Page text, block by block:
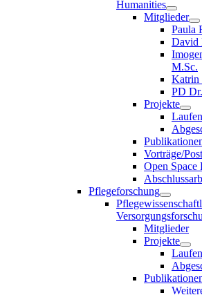
Humanities
Mitglieder
Paula
David
M.Sc.
Katrin
PD
Projekte
Vorträge/
Open
Pflegeforschung
Mitglieder
Projekte